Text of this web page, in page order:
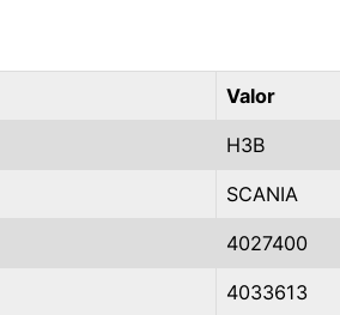
Valor
H3B
SCANIA
4027400
4033613